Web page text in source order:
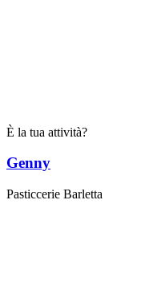
È la tua attività?
Genny
Pasticcerie Barletta